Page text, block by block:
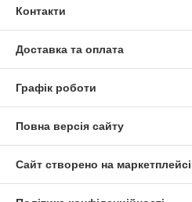
Контакти
Доставка та оплата
Графік роботи
Повна версія сайту
Сайт створено на маркетплейсі